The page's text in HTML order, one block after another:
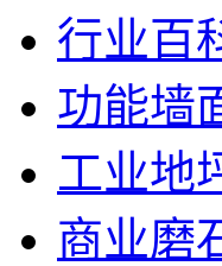
行业百
功能墙
工业地
商业磨